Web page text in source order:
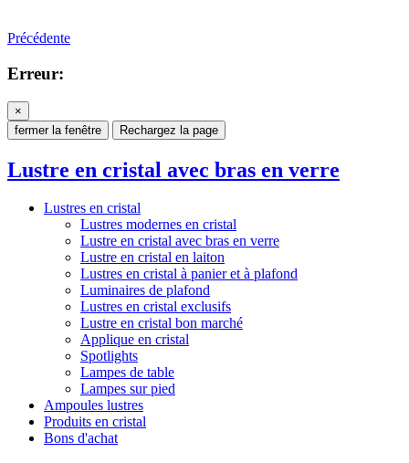
Précédente
Erreur:
×
fermer la fenêtre
Rechargez la page
Lustre en cristal avec bras en verre
Lustres en cristal
Lustres modernes en cristal
Lustre en cristal avec bras en verre
Lustre en cristal en laiton
Lustres en cristal à panier et à plafond
Luminaires de plafond
Lustres en cristal exclusifs
Lustre en cristal bon marché
Applique en cristal
Spotlights
Lampes de table
Lampes sur pied
Ampoules lustres
Produits en cristal
Bons d'achat